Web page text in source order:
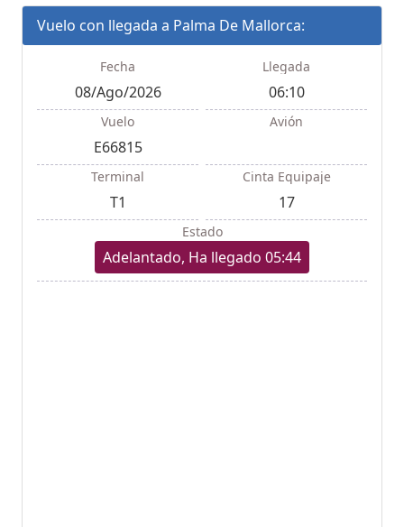
Vuelo con llegada a Palma De Mallorca:
Fecha
08/Ago/2026
Llegada
06:10
Vuelo
E66815
Avión
Terminal
T1
Cinta Equipaje
17
Estado
Adelantado, Ha llegado 05:44